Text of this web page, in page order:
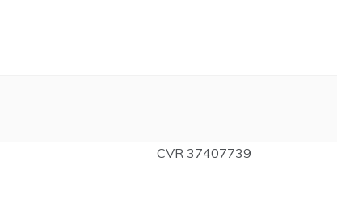
CVR 37407739